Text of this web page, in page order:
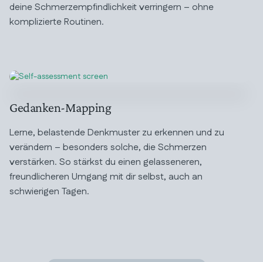
deine Schmerzempfindlichkeit verringern – ohne
komplizierte Routinen.
Gedanken-Mapping
Lerne, belastende Denkmuster zu erkennen und zu
verändern – besonders solche, die Schmerzen
verstärken. So stärkst du einen gelasseneren,
freundlicheren Umgang mit dir selbst, auch an
schwierigen Tagen.